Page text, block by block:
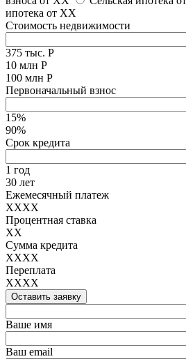
ипотека от XX
Стоимость недвижимости
375 тыс. Р
10 млн Р
100 млн Р
Первоначальный взнос
15%
90%
Срок кредита
1 год
30 лет
Ежемесячный платеж
XXXX
Процентная ставка
XX
Сумма кредита
XXXX
Переплата
XXXX
Оставить заявку
Ваше имя
Ваш email